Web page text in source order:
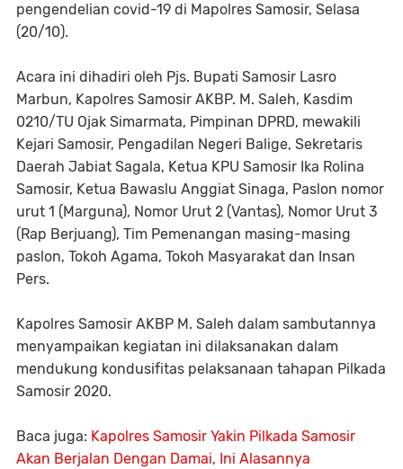
pengendelian covid-19 di Mapolres Samosir, Selasa
(20/10).
Acara ini dihadiri oleh Pjs. Bupati Samosir Lasro
Marbun, Kapolres Samosir AKBP. M. Saleh, Kasdim
0210/TU Ojak Simarmata, Pimpinan DPRD, mewakili
Kejari Samosir, Pengadilan Negeri Balige, Sekretaris
Daerah Jabiat Sagala, Ketua KPU Samosir Ika Rolina
Samosir, Ketua Bawaslu Anggiat Sinaga, Paslon nomor
urut 1 (Marguna), Nomor Urut 2 (Vantas), Nomor Urut 3
(Rap Berjuang), Tim Pemenangan masing-masing
paslon, Tokoh Agama, Tokoh Masyarakat dan Insan
Pers.
Kapolres Samosir AKBP M. Saleh dalam sambutannya
menyampaikan kegiatan ini dilaksanakan dalam
mendukung kondusifitas pelaksanaan tahapan Pilkada
Samosir 2020.
Baca juga: Kapolres Samosir Yakin Pilkada Samosir
Akan Berjalan Dengan Damai, Ini Alasannya